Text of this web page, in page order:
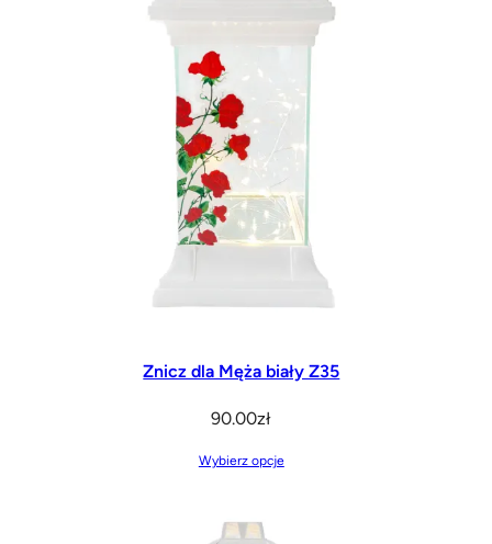
stronie
produktu
Znicz dla Męża biały Z35
90.00zł
Wybierz opcje